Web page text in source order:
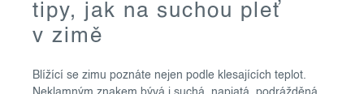
tipy, jak na suchou pleť
v zimě
Blížící se zimu poznáte nejen podle klesajících teplot.